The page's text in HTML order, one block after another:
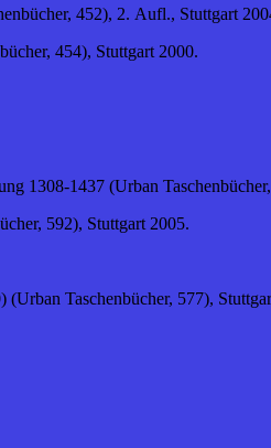
452), 2. Aufl., Stuttgart
454), Stuttgart 2000.
1308-1437 (Urban
592), Stuttgart 2005.
Taschenbücher, 577),